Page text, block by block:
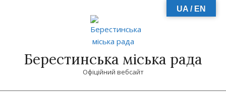
Берестинська міська рада
Офіційний вебсайт
UA / EN